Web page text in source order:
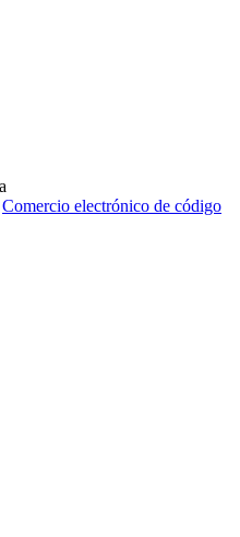
Comercio electrónico de código